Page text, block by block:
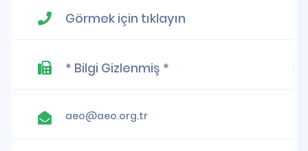
Görmek için tıklayın
* Bilgi Gizlenmiş *
aeo@aeo.org.tr